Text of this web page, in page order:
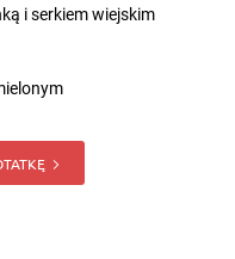
i serkiem wiejskim